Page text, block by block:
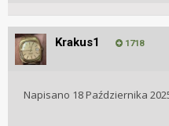
Krakus1 1718
Napisano 18 Października